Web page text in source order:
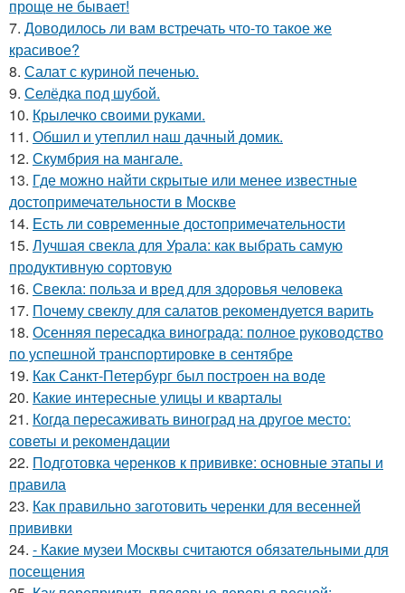
проще не бывает!
7. Доводилось ли вам встречать что-то такое же
красивое?
8. Салат с куриной печенью.
9. Селёдка под шубой.
10. Крылечко своими руками.
11. Обшил и утеплил наш дачный домик.
12. Скумбрия на мангале.
13. Где можно найти скрытые или менее известные
достопримечательности в Москве
14. Есть ли современные достопримечательности
15. Лучшая свекла для Урала: как выбрать самую
продуктивную сортовую
16. Свекла: польза и вред для здоровья человека
17. Почему свеклу для салатов рекомендуется варить
18. Осенняя пересадка винограда: полное руководство
по успешной транспортировке в сентябре
19. Как Санкт-Петербург был построен на воде
20. Какие интересные улицы и кварталы
21. Когда пересаживать виноград на другое место:
советы и рекомендации
22. Подготовка черенков к прививке: основные этапы и
правила
23. Как правильно заготовить черенки для весенней
прививки
24. - Какие музеи Москвы считаются обязательными для
посещения